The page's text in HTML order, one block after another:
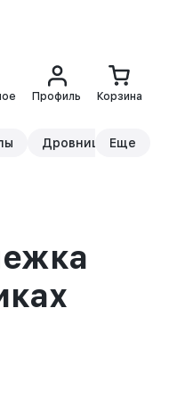
Профиль Корзина
Дровницы Еще